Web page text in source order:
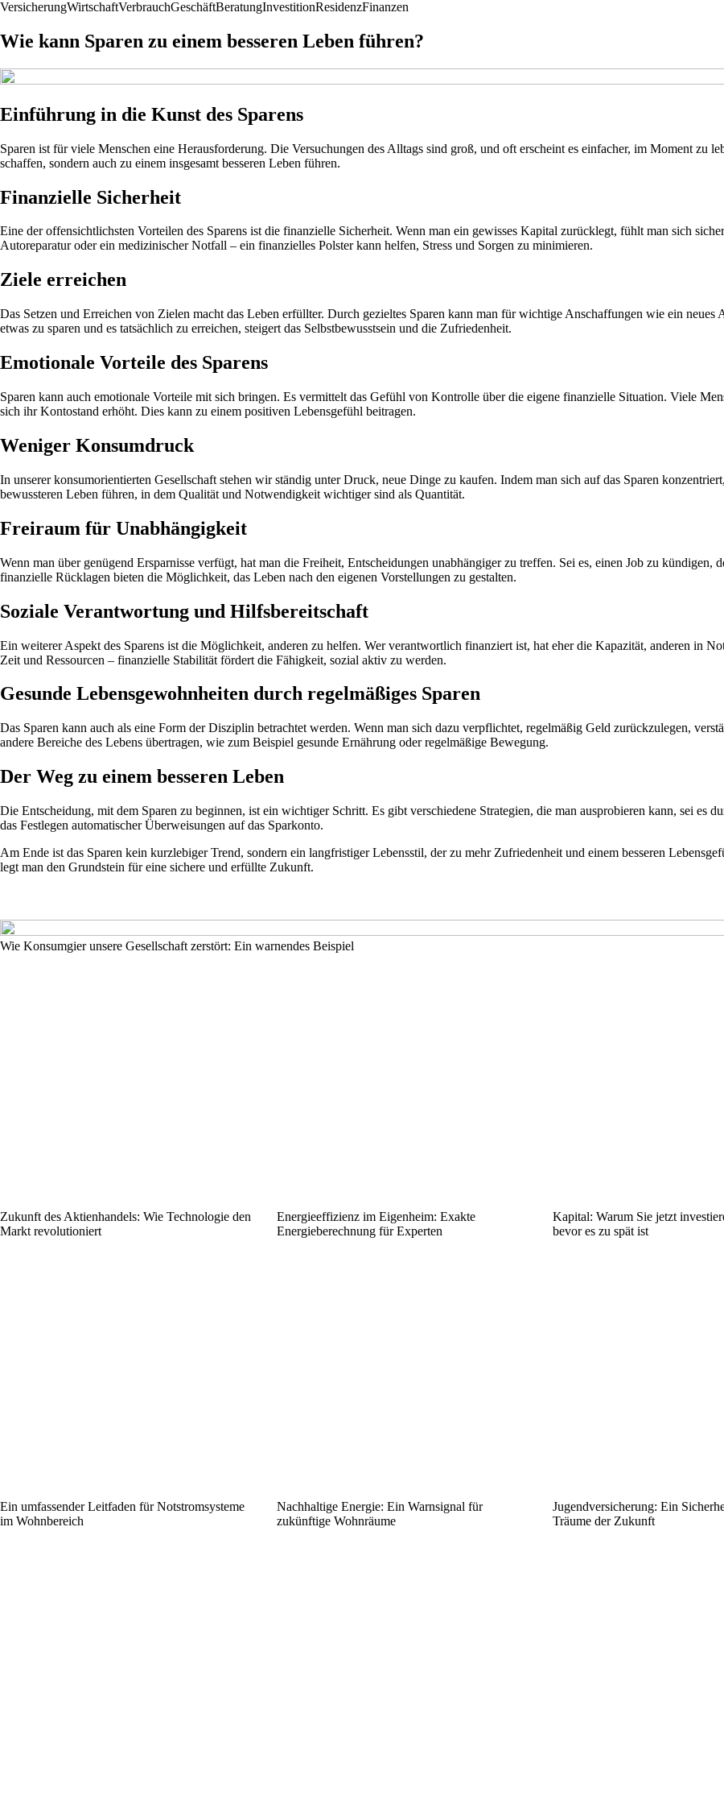
VersicherungWirtschaftVerbrauchGeschäftBeratungInvestitionResidenzFinanzen
Wie kann Sparen zu einem besseren Leben führen?
Einführung in die Kunst des Sparens
Sparen ist für viele Menschen eine Herausforderung. Die Versuchungen des Alltags sind groß, und oft erscheint es einfacher, im Moment zu
schaffen, sondern auch zu einem insgesamt besseren Leben führen.
Finanzielle Sicherheit
Eine der offensichtlichsten Vorteilen des Sparens ist die finanzielle Sicherheit. Wenn man ein gewisses Kapital zurücklegt, fühlt man sich
Autoreparatur oder ein medizinischer Notfall – ein finanzielles Polster kann helfen, Stress und Sorgen zu minimieren.
Ziele erreichen
Das Setzen und Erreichen von Zielen macht das Leben erfüllter. Durch gezieltes Sparen kann man für wichtige Anschaffungen wie ein
etwas zu sparen und es tatsächlich zu erreichen, steigert das Selbstbewusstsein und die Zufriedenheit.
Emotionale Vorteile des Sparens
Sparen kann auch emotionale Vorteile mit sich bringen. Es vermittelt das Gefühl von Kontrolle über die eigene finanzielle Situation. Viele
sich ihr Kontostand erhöht. Dies kann zu einem positiven Lebensgefühl beitragen.
Weniger Konsumdruck
In unserer konsumorientierten Gesellschaft stehen wir ständig unter Druck, neue Dinge zu kaufen. Indem man sich auf das Sparen
bewussteren Leben führen, in dem Qualität und Notwendigkeit wichtiger sind als Quantität.
Freiraum für Unabhängigkeit
Wenn man über genügend Ersparnisse verfügt, hat man die Freiheit, Entscheidungen unabhängiger zu treffen. Sei es, einen Job zu
finanzielle Rücklagen bieten die Möglichkeit, das Leben nach den eigenen Vorstellungen zu gestalten.
Soziale Verantwortung und Hilfsbereitschaft
Ein weiterer Aspekt des Sparens ist die Möglichkeit, anderen zu helfen. Wer verantwortlich finanziert ist, hat eher die Kapazität, anderen in
Zeit und Ressourcen – finanzielle Stabilität fördert die Fähigkeit, sozial aktiv zu werden.
Gesunde Lebensgewohnheiten durch regelmäßiges Sparen
Das Sparen kann auch als eine Form der Disziplin betrachtet werden. Wenn man sich dazu verpflichtet, regelmäßig Geld zurückzulegen,
andere Bereiche des Lebens übertragen, wie zum Beispiel gesunde Ernährung oder regelmäßige Bewegung.
Der Weg zu einem besseren Leben
Die Entscheidung, mit dem Sparen zu beginnen, ist ein wichtiger Schritt. Es gibt verschiedene Strategien, die man ausprobieren kann, sei es
das Festlegen automatischer Überweisungen auf das Sparkonto.
Am Ende ist das Sparen kein kurzlebiger Trend, sondern ein langfristiger Lebensstil, der zu mehr Zufriedenheit und einem besseren
legt man den Grundstein für eine sichere und erfüllte Zukunft.
Wie Konsumgier unsere Gesellschaft zerstört: Ein warnendes Beispiel
Zukunft des Aktienhandels: Wie Technologie den
Markt revolutioniert
Energieeffizienz im Eigenheim: Exakte
Energieberechnung für Experten
Kapital: Warum Sie jetzt
bevor es zu spät ist
Ein umfassender Leitfaden für Notstromsysteme
im Wohnbereich
Nachhaltige Energie: Ein Warnsignal für
zukünftige Wohnräume
Jugendversicherung: Ein
Träume der Zukunft